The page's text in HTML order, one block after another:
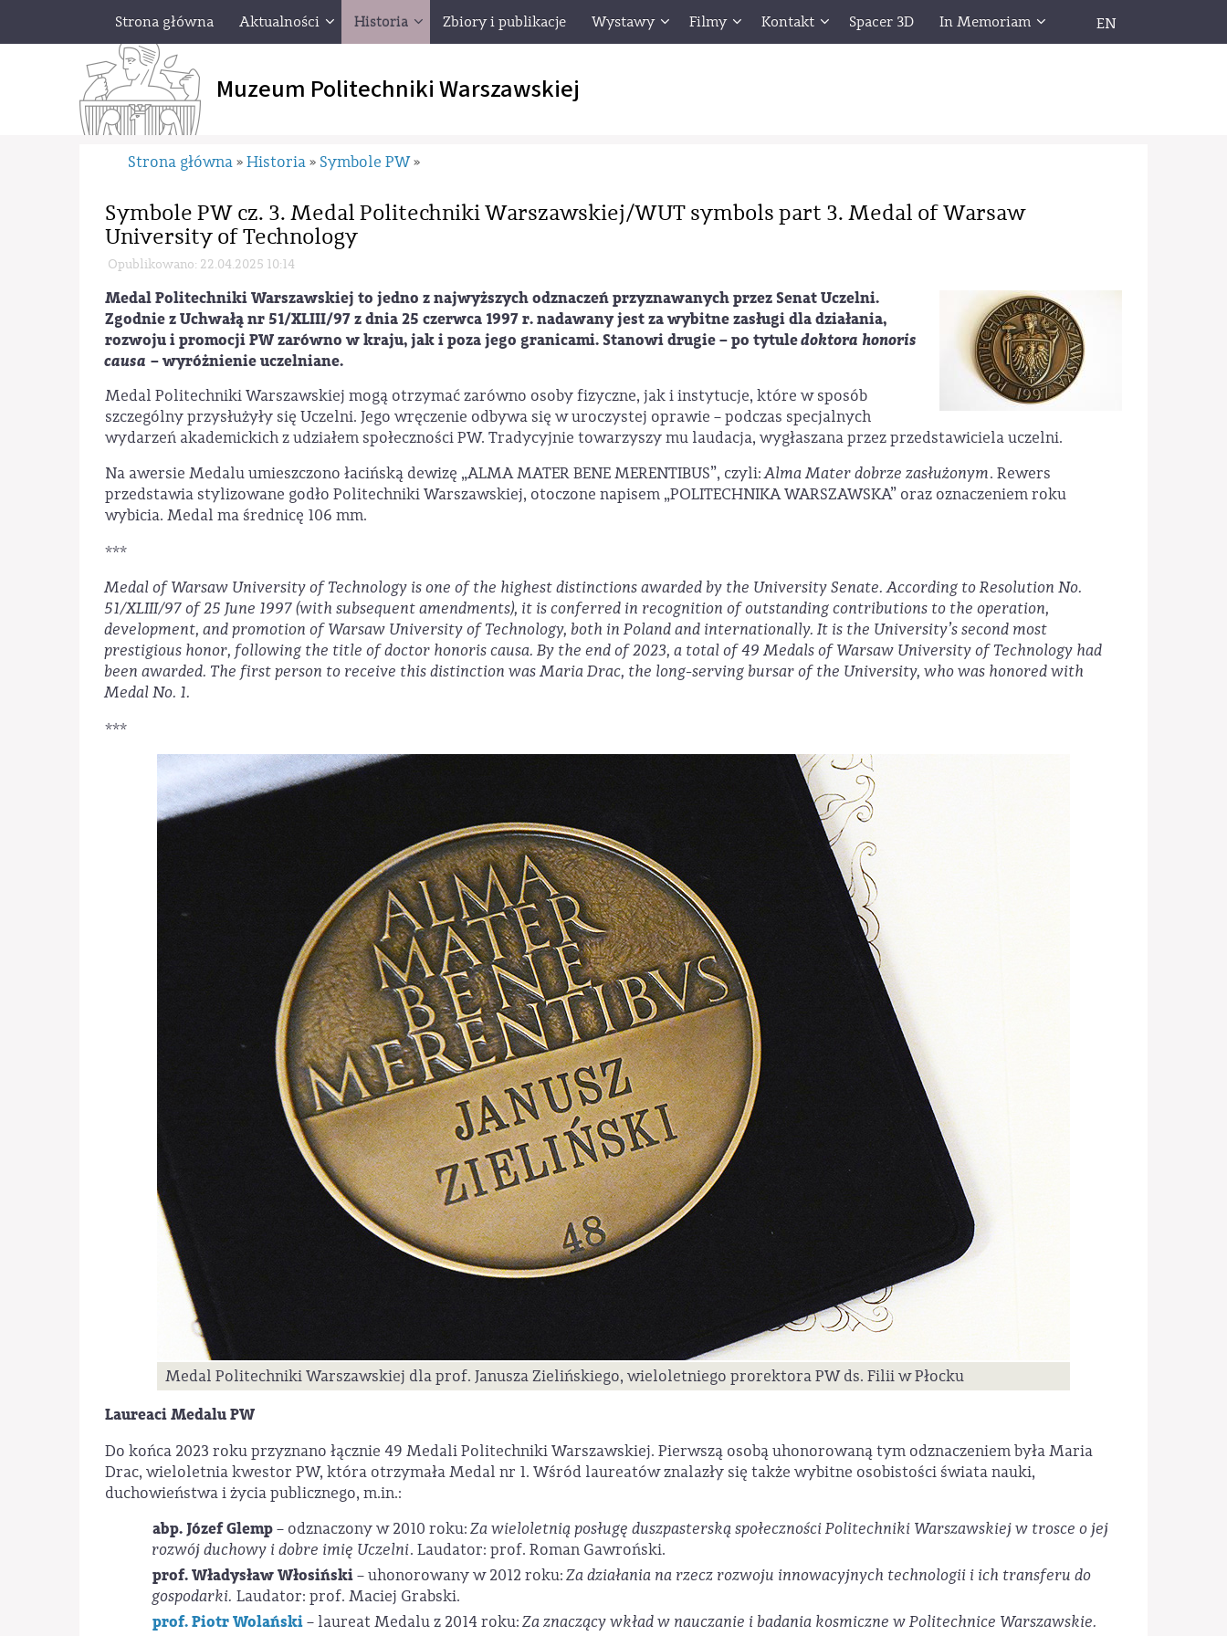
Strona główna Aktualności Historia Zbiory i publikacje Wystawy Filmy Kontakt Spacer 3D In Memoriam EN
Muzeum Politechniki Warszawskiej
Strona główna » Historia » Symbole PW »
Symbole PW cz. 3. Medal Politechniki Warszawskiej/WUT symbols part 3. Medal of Warsaw
University of Technology
Opublikowano: 22.04.2025 10:14
Medal Politechniki Warszawskiej to jedno z najwyższych odznaczeń przyznawanych przez Senat Uczelni.
Zgodnie z Uchwałą nr 51/XLIII/97 z dnia 25 czerwca 1997 r. nadawany jest za wybitne zasługi dla działania,
rozwoju i promocji PW zarówno w kraju, jak i poza jego granicami. Stanowi drugie – po tytuledoktora honoris
causa – wyróżnienie uczelniane.
Medal Politechniki Warszawskiej mogą otrzymać zarówno osoby fizyczne, jak i instytucje, które w sposób
szczególny przysłużyły się Uczelni. Jego wręczenie odbywa się w uroczystej oprawie – podczas specjalnych
wydarzeń akademickich z udziałem społeczności PW. Tradycyjnie towarzyszy mu laudacja, wygłaszana przez przedstawiciela uczelni.
Na awersie Medalu umieszczono łacińską dewizę „ALMA MATER BENE MERENTIBUS”, czyli:Alma Mater dobrze zasłużonym. Rewers
przedstawia stylizowane godło Politechniki Warszawskiej, otoczone napisem „POLITECHNIKA WARSZAWSKA” oraz oznaczeniem roku
wybicia. Medal ma średnicę 106 mm.
***
Medal of Warsaw University of Technology is one of the highest distinctions awarded by the University Senate. According to Resolution No.
51/XLIII/97 of 25 June 1997 (with subsequent amendments), it is conferred in recognition of outstanding contributions to the operation,
development, and promotion of Warsaw University of Technology, both in Poland and internationally. It is the University’s second most
prestigious honor, following the title of doctor honoris causa. By the end of 2023, a total of 49 Medals of Warsaw University of Technology had
been awarded. The first person to receive this distinction was Maria Drac, the long-serving bursar of the University, who was honored with
Medal No. 1.
***
Medal Politechniki Warszawskiej dla prof. Janusza Zielińskiego, wieloletniego prorektora PW ds. Filii w Płocku
Laureaci Medalu PW
Do końca 2023 roku przyznano łącznie 49 Medali Politechniki Warszawskiej. Pierwszą osobą uhonorowaną tym odznaczeniem była Maria
Drac, wieloletnia kwestor PW, która otrzymała Medal nr 1. Wśród laureatów znalazły się także wybitne osobistości świata nauki,
duchowieństwa i życia publicznego, m.in.:
abp. Józef Glemp– odznaczony w 2010 roku:Za wieloletnią posługę duszpasterską społeczności Politechniki Warszawskiej w trosce o jej
rozwój duchowy i dobre imię Uczelni. Laudator: prof. Roman Gawroński.
prof. Władysław Włosiński– uhonorowany w 2012 roku:Za działania na rzecz rozwoju innowacyjnych technologii i ich transferu do
gospodarki.Laudator: prof. Maciej Grabski.
prof. Piotr Wolański– laureat Medalu z 2014 roku:Za znaczący wkład w nauczanie i badania kosmiczne w Politechnice Warszawskie.